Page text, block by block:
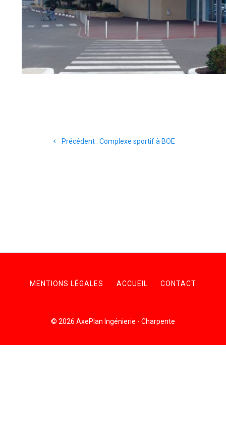
Précédent : Article
Complexe sportif à BOE
MENTIONS LÉGALES ACCUEIL CONTACT
© 2026 AxePlan Ingénierie - Charpente